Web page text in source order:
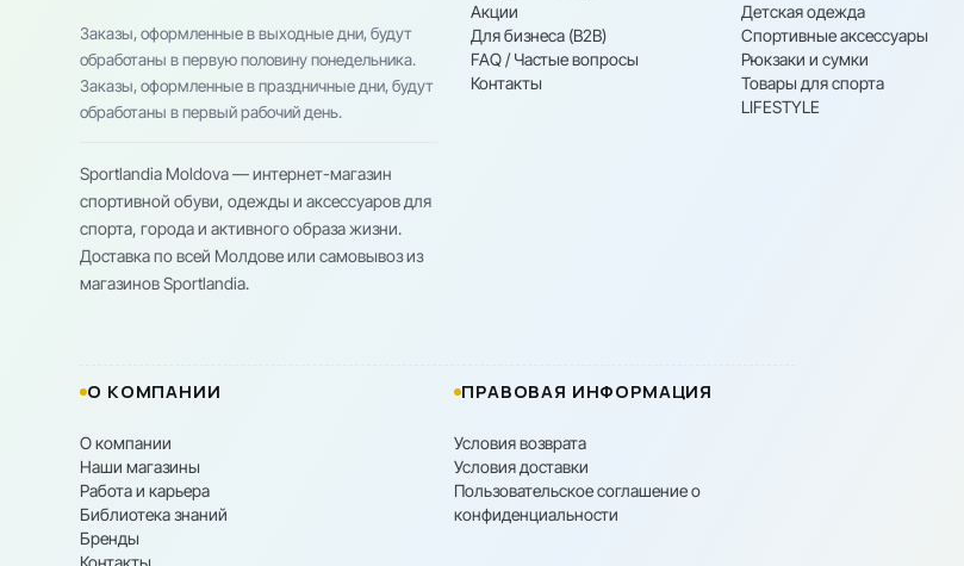
Заказы, оформленные в выходные дни, будут
обработаны в первую половину понедельника.
Заказы, оформленные в праздничные дни, будут
обработаны в первый рабочий день.
Sportlandia Moldova — интернет-магазин
спортивной обуви, одежды и аксессуаров для
спорта, города и активного образа жизни.
Доставка по всей Молдове или самовывоз из
магазинов Sportlandia.
Акции
Для бизнеса (B2B)
FAQ / Частые вопросы
Контакты
Детская одежда
Спортивные аксессуары
Рюкзаки и сумки
Товары для спорта
LIFESTYLE
О КОМПАНИИ
О компании
Наши магазины
Работа и карьера
Библиотека знаний
Бренды
ПРАВОВАЯ ИНФОРМАЦИЯ
Условия возврата
Условия доставки
Пользовательское соглашение о
конфиденциальности